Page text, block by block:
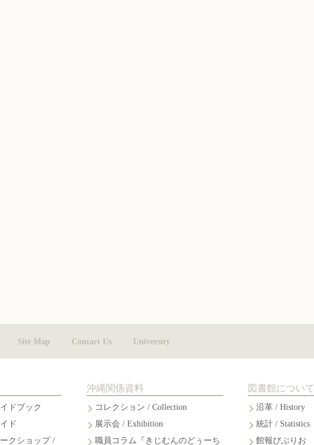
Site Map Contact Us University
ドブック
ド
クショップ /
沖縄関係資料
コレクション / Collection
展示会 / Exhibition
職員コラム『きじむんのどぅーち
図書館について
沿革 / History
統計 / Statistics
館報びぶりお